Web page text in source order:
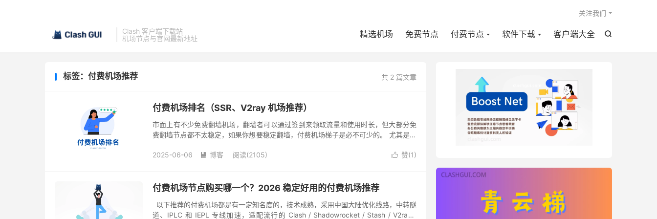
Clash 客户端下载站
机场节点与官网最新地址

精选机场 免费节点 付费节点 软件下载 客户端大全
关注我们
共 2 篇文章
标签：付费机场推荐
付费机场排名（SSR、V2ray 机场推荐）
市面上有不少免费翻墙机场，翻墙者可以通过签到来领取流量和使用时长，但大部分免
费翻墙节点都不太稳定，如果你想要稳定翻墙，付费机场梯子是必不可少的。 尤其是对
海外归国留...
 赞(1)
2025-06-06  博客 阅读(2105)
付费机场节点购买哪一个？2026 稳定好用的付费机场推荐
以下推荐的付费机场都是有一定知名度的，技术成熟，采用中国大陆优化线路，中转隧
道、IPLC 和 IEPL 专线加速，适配流行的 Clash / Shadowrocket / Stash / V2ray /